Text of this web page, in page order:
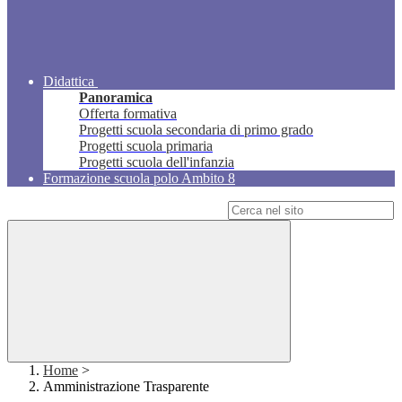
Didattica
Panoramica
Offerta formativa
Progetti scuola secondaria di primo grado
Progetti scuola primaria
Progetti scuola dell'infanzia
Formazione scuola polo Ambito 8
Home >
Amministrazione Trasparente